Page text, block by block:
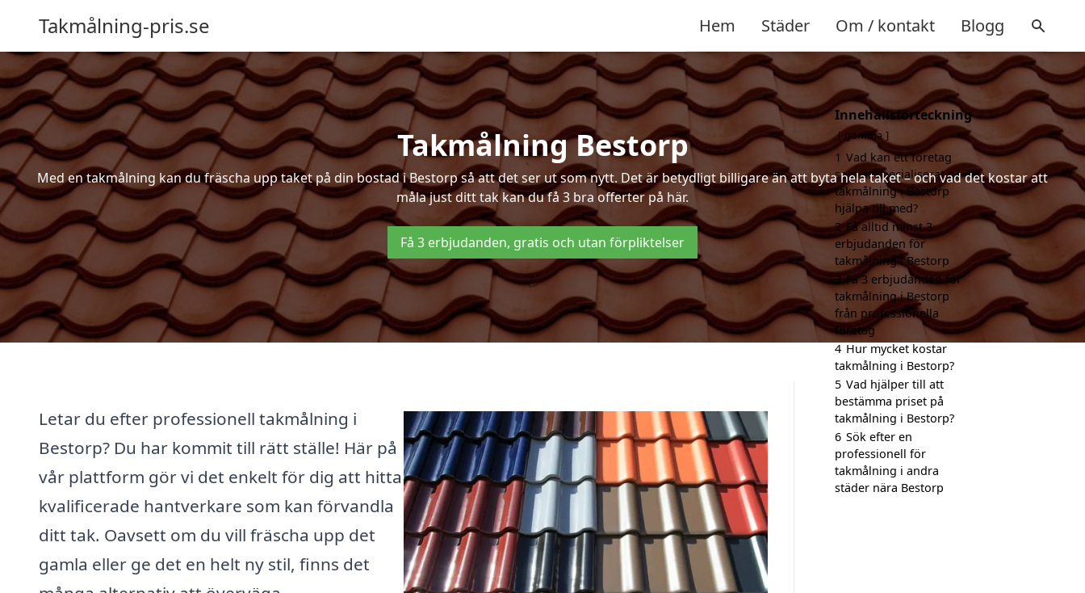
Takmålning-pris.se Hem Städer Om / kontakt Blogg
Takmålning Bestorp
Med en takmålning kan du fräscha upp taket på din bostad i Bestorp så att det ser ut som nytt. Det är betydligt billigare än att byta hela taket – och vad det kostar att
måla just ditt tak kan du få 3 bra offerter på här.
Få 3 erbjudanden, gratis och utan förpliktelser
Letar du efter professionell takmålning i
Bestorp? Du har kommit till rätt ställe! Här på
vår plattform gör vi det enkelt för dig att hitta
kvalificerade hantverkare som kan förvandla
ditt tak. Oavsett om du vill fräscha upp det
gamla eller ge det en helt ny stil, finns det
Innehållsförteckning
gömma
1 Vad kan ett företag
som är specialiserat på
takmålning i Bestorp
hjälpa till med?
2 Få alltid minst 3
erbjudanden för
takmålning i Bestorp
3 Få 3 erbjudanden för
takmålning i Bestorp
från professionella
företag
4 Hur mycket kostar
takmålning i Bestorp?
5 Vad hjälper till att
bestämma priset på
takmålning i Bestorp?
6 Sök efter en
professionell för
takmålning i andra
städer nära Bestorp